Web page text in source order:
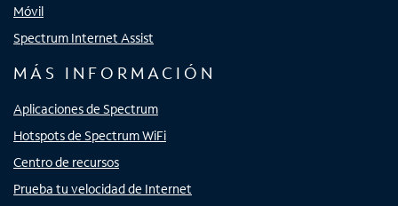
Móvil
Spectrum Internet Assist
MÁS INFORMACIÓN
Aplicaciones de Spectrum
Hotspots de Spectrum WiFi
Centro de recursos
Prueba tu velocidad de Internet